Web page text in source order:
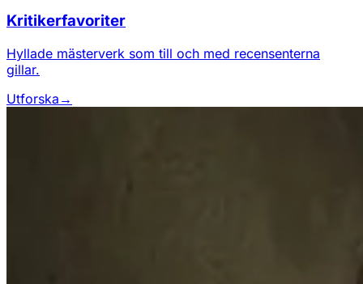
Kritikerfavoriter
Hyllade mästerverk som till och med recensenterna
gillar.
Utforska →